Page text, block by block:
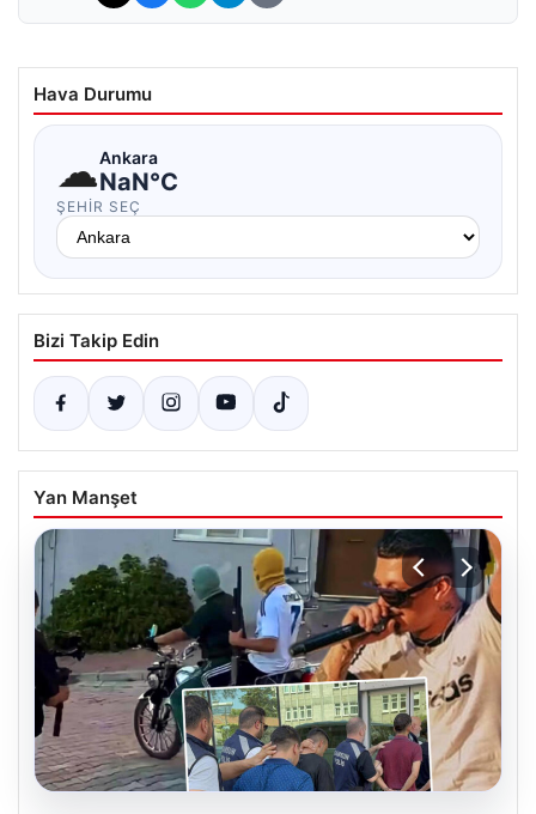
Hava Durumu
☁Ankara
NaN°C
ŞEHIR SEÇ
Bizi Takip Edin
Yan Manşet